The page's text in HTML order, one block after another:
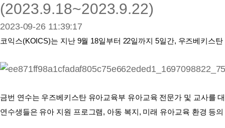
(2023.9.18~2023.9.22)
2023-09-26 11:39:17
코익스(KOICS)는 지난 9월 18일부터 22일까지 5일간, 우즈베키스
금번 연수는 우즈베키스탄 유아교육부 유아교육 전문가 및 교사를
연수생들은 유아 지원 프로그램, 아동 복지, 미래 유아교육 환경 등